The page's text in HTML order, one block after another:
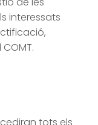
interessats